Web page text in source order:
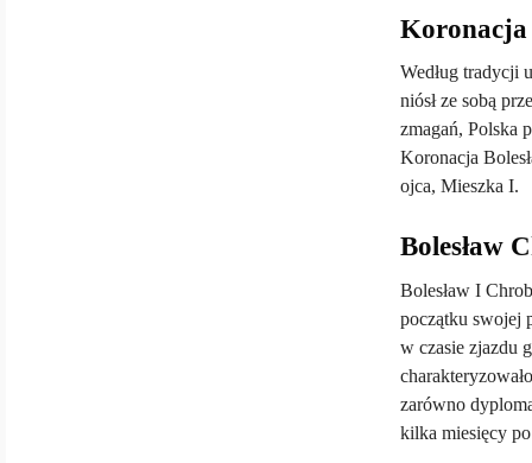
Według tradycji
niósł ze sobą
zmagań, Polska
Koronacja
ojca, Mieszka I.
Bolesław
Bolesław I
początku swojej
w czasie zjazdu
zarówno
kilka miesięcy